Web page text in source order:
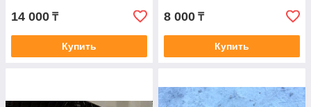
14 000 ₸
Купить
8 000 ₸
Купить